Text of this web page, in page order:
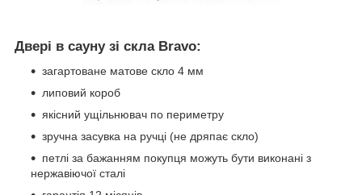
Двері в сауну зі скла Bravo:
загартоване матове скло 4 мм
липовий короб
якісний ущільнювач по периметру
зручна засувка на ручці (не дряпає скло)
петлі за бажанням покупця можуть бути виконані з
нержавіючої сталі